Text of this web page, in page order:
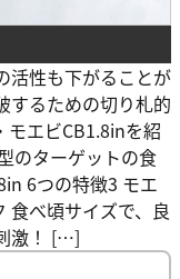
活性も下がることが
するための切り札的
モエビCB1.8inを紹
のターゲットの食
6つの特徴3 モエ
食べ頃サイズで、良
激！ […]